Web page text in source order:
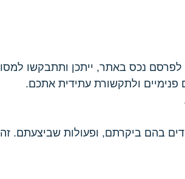
נכס באתר, ייתכן ותתבקשו
ולתקשורת עתידית אתכם.
בהם ביקרתם, ופעולות שביצעתם.